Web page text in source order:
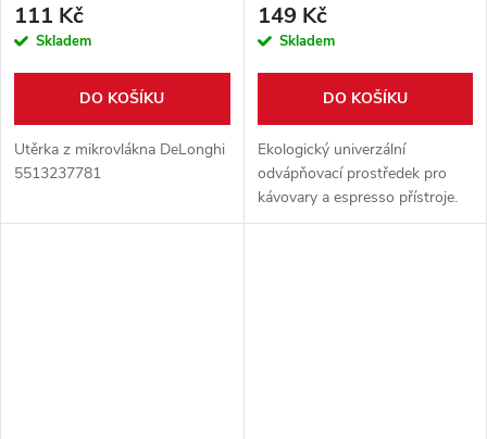
111 Kč
Skladem
DO KOŠÍKU
Utěrka z mikrovlákna DeLonghi
5513237781
149 Kč
Skladem
DO KOŠÍKU
Ekologický univerzální
odvápňovací prostředek pro
kávovary a espresso přístroje.
Objem 100 ml.